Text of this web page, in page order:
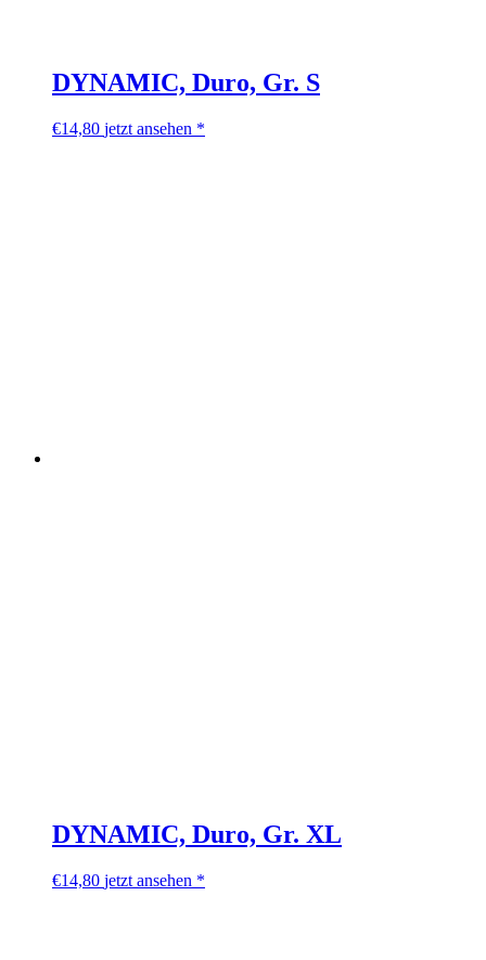
DYNAMIC, Duro, Gr. S
€14,80 jetzt ansehen *
DYNAMIC, Duro, Gr. XL
€14,80 jetzt ansehen *